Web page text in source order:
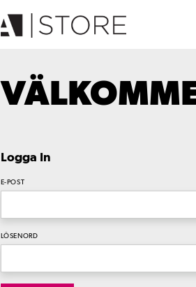
Logga In
E-POST
LÖSENORD